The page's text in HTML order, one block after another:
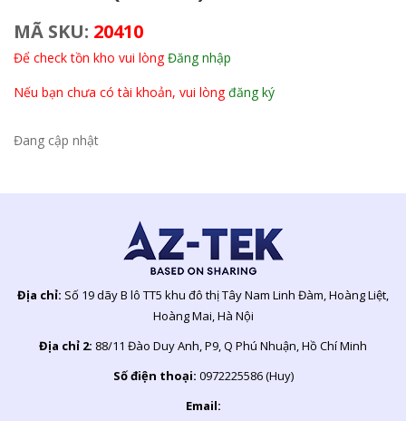
MÃ SKU: 20410
Để check tồn kho vui lòngĐăng nhập
Nếu bạn chưa có tài khoản, vui lòngđăng ký
Đang cập nhật
Địa chỉ: Số 19 dãy B lô TT5 khu đô thị Tây Nam Linh Đàm, Hoàng Liệt,
Hoàng Mai, Hà Nội
Địa chỉ 2: 88/11 Đào Duy Anh, P9, Q Phú Nhuận, Hồ Chí Minh
Số điện thoại: 0972225586 (Huy)
Email: